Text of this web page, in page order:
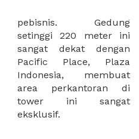
eksklusif.